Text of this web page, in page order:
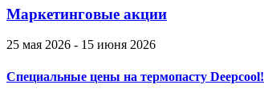
Маркетинговые акции
25 мая 2026 - 15 июня 2026
Специальные цены на термопасту Deepcool!